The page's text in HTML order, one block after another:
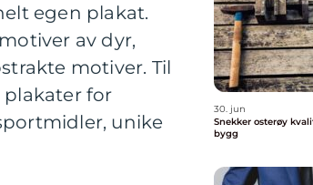
egen plakat.
av dyr,
motiver. Til
plakater for
unike
30. jun
Snekker osterøy kvalitet i hvert eneste
bygg